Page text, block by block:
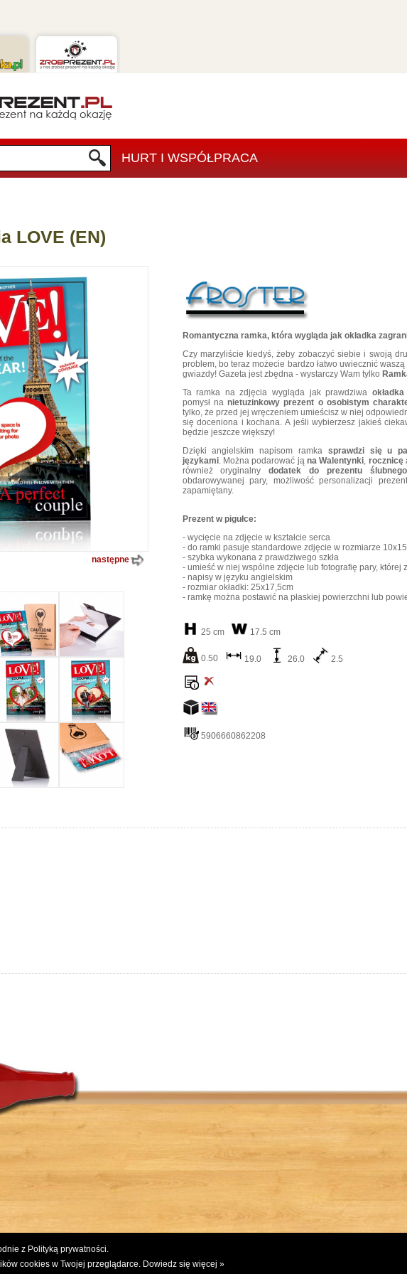
HURT I WSPÓŁPRACA
LOVE (EN)
następne
Romantyczna ramka, która wygląda jak okładka
Czy marzyliście kiedyś, żeby zobaczyć siebie i swoją
problem, bo teraz możecie bardzo łatwo uwiecznić
gwiazdy! Gazeta jest zbędna - wystarczy Wam tylko
Ta ramka na zdjęcia wygląda jak prawdziwa
pomysł nanietuzinkowy prezent o osobistym
tylko, że przed jej wręczeniem umieścisz w niej
się doceniona i kochana. A jeśli wybierzesz jakieś
będzie jeszcze większy!
Dzięki angielskim napisom ramka sprawdzi się u
językami. Można podarować jąna Walentynki, rocznicę
również oryginalnydodatek do prezentu ślubnego
obdarowywanej pary, możliwość personalizacji
zapamiętany.
Prezent w pigułce:
- wycięcie na zdjęcie w kształcie serca
- do ramki pasuje standardowe zdjęcie w rozmiarze
- szybka wykonana z prawdziwego szkła
- umieść w niej wspólne zdjęcie lub fotografię pary, której
- napisy w języku angielskim
- rozmiar okładki: 25x17,5cm
- ramkę można postawić na płaskiej powierzchni lub
25 cm 17.5 cm
0.50 19.0 26.0 2.5
5906660862208
z Polityką prywatności.
cookies w Twojej przeglądarce. Dowiedz się więcej »